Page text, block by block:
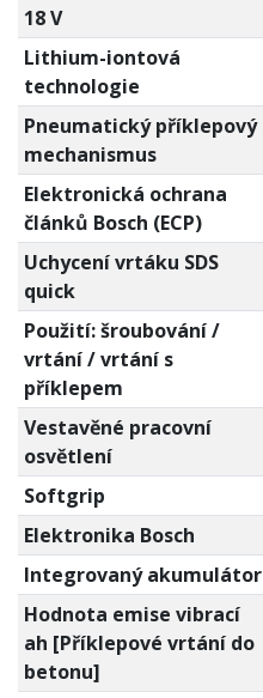
18 V
Lithium-iontová
technologie
Pneumatický příklepový
mechanismus
Elektronická ochrana
článků Bosch (ECP)
Uchycení vrtáku SDS
quick
Použití: šroubování /
vrtání / vrtání s
příklepem
Vestavěné pracovní
osvětlení
Softgrip
Elektronika Bosch
Integrovaný akumulátor
Hodnota emise vibrací
ah [Příklepové vrtání do
betonu]